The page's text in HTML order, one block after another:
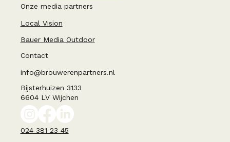
Onze media partners
Local Vision
Bauer Media Outdoor
Contact
info@brouwerenpartners.nl
Bijsterhuizen 3133
6604 LV Wijchen
024 381 23 45